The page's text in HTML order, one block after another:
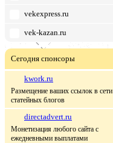
vekexpress.ru
vek-kazan.ru
Сегодня спонсоры
kwork.ru
Размещение ваших ссылок в сети
статейных блогов
directadvert.ru
Монетизация любого сайта с
ежедневными выплатами